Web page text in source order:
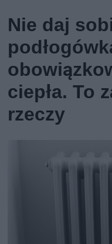
Nie daj
ciepła. To
rzeczy